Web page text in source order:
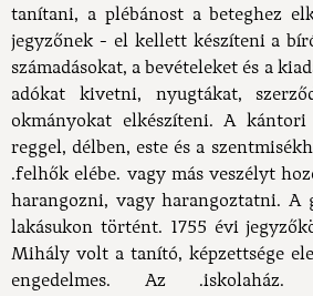
tanítani, a plébánost a beteghez
jegyzőnek - el kellett készíteni a
számadásokat, a bevételeket és a
adókat kivetni, nyugtákat,
okmányokat elkészíteni. A
reggel, délben, este és a
.felhők elébe. vagy más veszélyt
harangozni, vagy harangoztatni. A
lakásukon történt. 1755 évi
Mihály volt a tanító, képzettsége
engedelmes. Az .iskolaház.